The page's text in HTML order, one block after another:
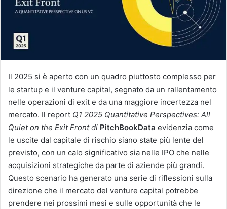
Il 2025 si è aperto con un quadro piuttosto complesso per
le startup e il venture capital, segnato da un rallentamento
nelle operazioni di exit e da una maggiore incertezza nel
mercato. Il report Q1 2025 Quantitative Perspectives: All
Quiet on the Exit Front di PitchBookData evidenzia come
le uscite dal capitale di rischio siano state più lente del
previsto, con un calo significativo sia nelle IPO che nelle
acquisizioni strategiche da parte di aziende più grandi.
Questo scenario ha generato una serie di riflessioni sulla
direzione che il mercato del venture capital potrebbe
prendere nei prossimi mesi e sulle opportunità che le